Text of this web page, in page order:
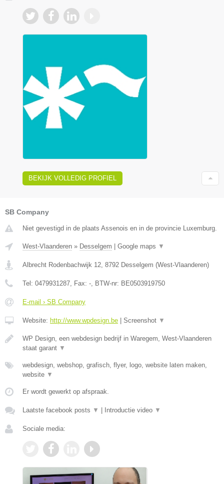
BEKIJK VOLLEDIG PROFIEL
SB Company
Niet gevestigd in de plaats Assenois en in de provincie Luxemburg.
West-Vlaanderen » Desselgem Google maps ▼
Albrecht Rodenbachwijk 12, 8792 Desselgem (West-Vlaanderen)
Tel: 0479931287, Fax: -, BTW-nr: BE0503919750
E-mail › SB Company
Website: http://www.wpdesign.be Screenshot ▼
WP Design, een webdesign bedrijf in Waregem, West-Vlaanderen
staat garant ▼
webdesign, webshop, grafisch, flyer, logo, website laten maken,
website ▼
Er wordt gewerkt op afspraak.
Laatste facebook posts ▼ Introductie video ▼
Sociale media: